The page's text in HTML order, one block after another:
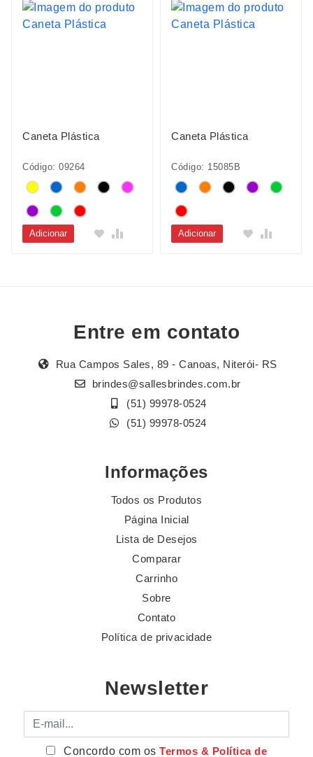
Caneta Plástica
Código: 09264
Adicionar
Caneta Plástica
Código: 15085B
Adicionar
Entre em contato
Rua Campos Sales, 89 - Canoas, Niterói- RS
brindes@sallesbrindes.com.br
(51) 99978-0524
(51) 99978-0524
Informações
Todos os Produtos
Página Inicial
Lista de Desejos
Comparar
Carrinho
Sobre
Contato
Política de privacidade
Newsletter
E-mail
Concordo com osTermos & Política de